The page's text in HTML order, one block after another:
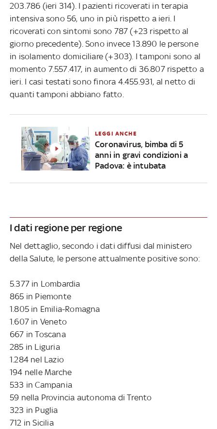
203.786 (ieri 314). I pazienti ricoverati in terapia
intensiva sono 56, uno in più rispetto a ieri. I
ricoverati con sintomi sono 787 (+23 rispetto al
giorno precedente). Sono invece 13.890 le persone
in isolamento domiciliare (+303). I tamponi sono al
momento 7.557.417, in aumento di 36.807 rispetto a
ieri. I casi testati sono finora 4.455.931, al netto di
quanti tamponi abbiano fatto.
LEGGI ANCHE
Coronavirus, bimba di 5
anni in gravi condizioni a
Padova: è intubata
I dati regione per regione
Nel dettaglio, secondo i dati diffusi dal ministero
della Salute, le persone attualmente positive sono:
5.377 in Lombardia
865 in Piemonte
1.805 in Emilia-Romagna
1.607 in Veneto
667 in Toscana
285 in Liguria
1.284 nel Lazio
194 nelle Marche
533 in Campania
59 nella Provincia autonoma di Trento
323 in Puglia
712 in Sicilia